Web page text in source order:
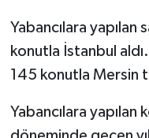
Yabancılara yapılan
konutla İstanbul
145 konutla Mersin
Yabancılara yapılan